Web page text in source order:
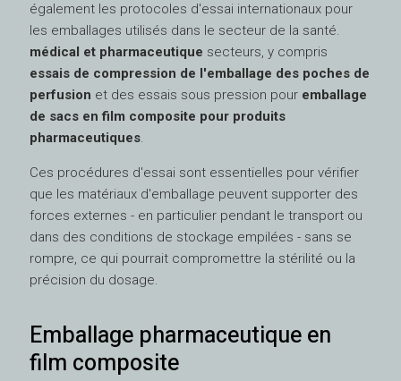
également les protocoles d'essai internationaux pour
les emballages utilisés dans le secteur de la santé.
médical et pharmaceutique secteurs, y compris
essais de compression de l'emballage des poches de
perfusion et des essais sous pression pour emballage
de sacs en film composite pour produits
pharmaceutiques.
Ces procédures d'essai sont essentielles pour vérifier
que les matériaux d'emballage peuvent supporter des
forces externes - en particulier pendant le transport ou
dans des conditions de stockage empilées - sans se
rompre, ce qui pourrait compromettre la stérilité ou la
précision du dosage.
Emballage pharmaceutique en
film composite